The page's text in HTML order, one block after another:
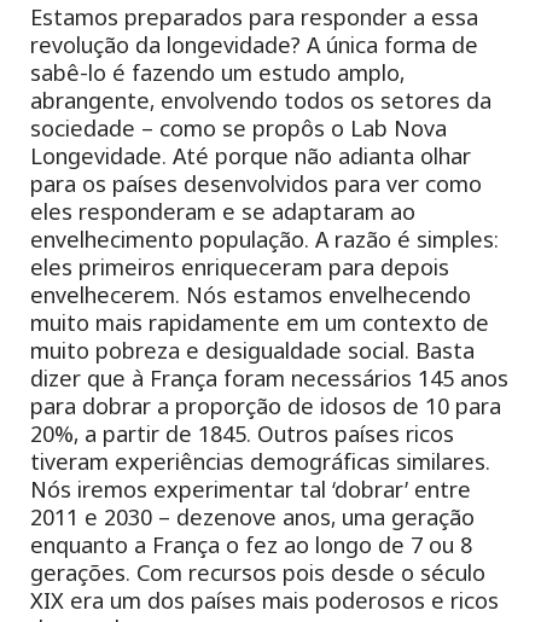
Estamos preparados para responder a essa
revolução da longevidade? A única forma de
sabê-lo é fazendo um estudo amplo,
abrangente, envolvendo todos os setores da
sociedade – como se propôs o Lab Nova
Longevidade. Até porque não adianta olhar
para os países desenvolvidos para ver como
eles responderam e se adaptaram ao
envelhecimento população. A razão é simples:
eles primeiros enriqueceram para depois
envelhecerem. Nós estamos envelhecendo
muito mais rapidamente em um contexto de
muito pobreza e desigualdade social. Basta
dizer que à França foram necessários 145 anos
para dobrar a proporção de idosos de 10 para
20%, a partir de 1845. Outros países ricos
tiveram experiências demográficas similares.
Nós iremos experimentar tal ‘dobrar’ entre
2011 e 2030 – dezenove anos, uma geração
enquanto a França o fez ao longo de 7 ou 8
gerações. Com recursos pois desde o século
XIX era um dos países mais poderosos e ricos